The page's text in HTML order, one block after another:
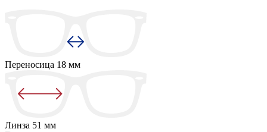
Переносица 18 мм
Линза 51 мм